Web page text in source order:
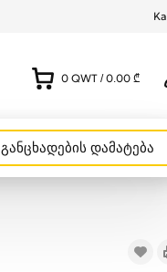
Ka
0 QWT / 0.00 ₾
განცხადების დამატება